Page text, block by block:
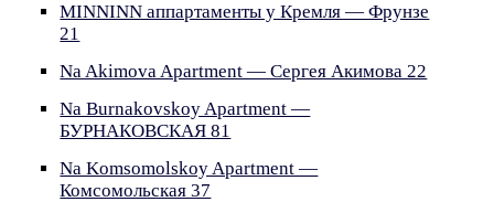
MINNINN аппартаменты у Кремля — Фрунзе
21
Na Akimova Apartment — Сергея Акимова 22
Na Burnakovskoy Apartment —
БУРНАКОВСКАЯ 81
Na Komsomolskoy Apartment —
Комсомольская 37